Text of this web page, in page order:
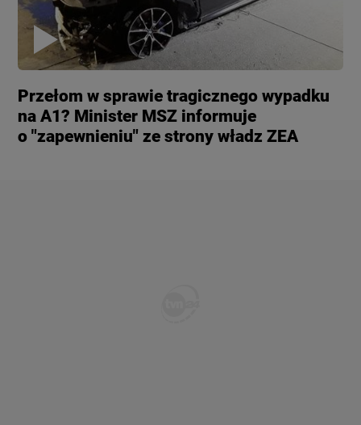
Przełom w sprawie tragicznego wypadku
na A1? Minister MSZ informuje
o "zapewnieniu" ze strony władz ZEA